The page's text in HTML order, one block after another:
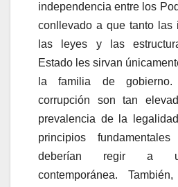
independencia entre los
conllevado a que tanto las
las leyes y las
Estado les sirvan
la familia de
corrupción son tan
prevalencia de la
principios
deberían regir a
contemporánea.